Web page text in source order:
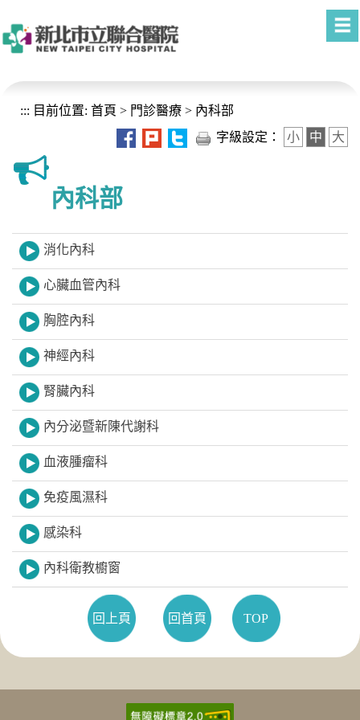
::: 目前位置: 首頁 > 門診醫療 > 內科部
字級設定：
小 中 大
內科部
消化內科
心臟血管內科
胸腔內科
神經內科
腎臟內科
內分泌暨新陳代謝科
血液腫瘤科
免疫風濕科
感染科
內科衛教櫥窗
回上頁 回首頁 TOP